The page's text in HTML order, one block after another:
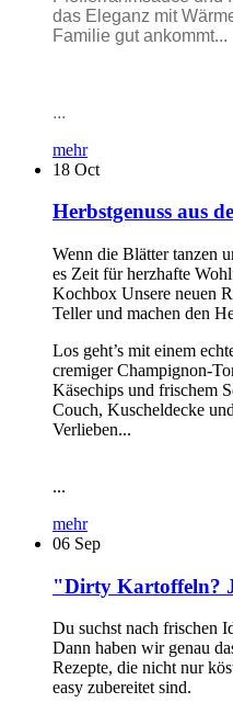
das Eleganz mit
Familie gut ankommt...
...
mehr
18 Oct
Herbstgenuss aus
Wenn die Blätter tanzen
es Zeit für herzhafte
Kochbox Unsere neuen
Teller und machen den
Los geht’s mit einem
cremiger Champignon-
Käsechips und frischem
Couch, Kuscheldecke
Verlieben...
...
mehr
06 Sep
"Dirty Kartoffeln?
Du suchst nach frischen
Dann haben wir genau
Rezepte, die nicht nur
easy zubereitet sind.